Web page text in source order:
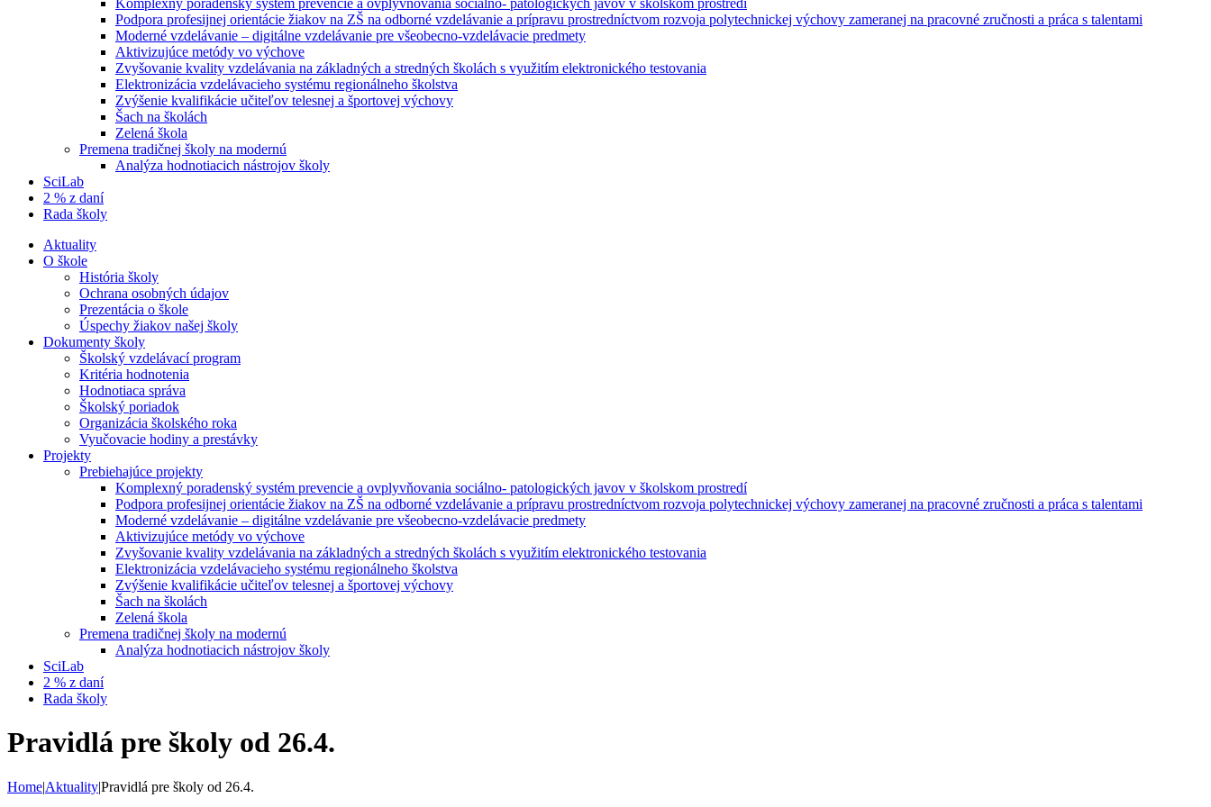
Komplexný poradenský systém prevencie a ovplyvňovania sociálno- patologických javov v školskom prostredí
Podpora profesijnej orientácie žiakov na ZŠ na odborné vzdelávanie a prípravu prostredníctvom rozvoja polytechnickej výchovy zameranej na pracovné zručnosti a práca s talentami
Moderné vzdelávanie – digitálne vzdelávanie pre všeobecno-vzdelávacie predmety
Aktivizujúce metódy vo výchove
Zvyšovanie kvality vzdelávania na základných a stredných školách s využitím elektronického testovania
Elektronizácia vzdelávacieho systému regionálneho školstva
Zvýšenie kvalifikácie učiteľov telesnej a športovej výchovy
Šach na školách
Zelená škola
Premena tradičnej školy na modernú
Analýza hodnotiacich nástrojov školy
SciLab
2 % z daní
Rada školy
Aktuality
O škole
História školy
Ochrana osobných údajov
Prezentácia o škole
Úspechy žiakov našej školy
Dokumenty školy
Školský vzdelávací program
Kritéria hodnotenia
Hodnotiaca správa
Školský poriadok
Organizácia školského roka
Vyučovacie hodiny a prestávky
Projekty
Prebiehajúce projekty
Komplexný poradenský systém prevencie a ovplyvňovania sociálno- patologických javov v školskom prostredí
Podpora profesijnej orientácie žiakov na ZŠ na odborné vzdelávanie a prípravu prostredníctvom rozvoja polytechnickej výchovy zameranej na pracovné zručnosti a práca s talentami
Moderné vzdelávanie – digitálne vzdelávanie pre všeobecno-vzdelávacie predmety
Aktivizujúce metódy vo výchove
Zvyšovanie kvality vzdelávania na základných a stredných školách s využitím elektronického testovania
Elektronizácia vzdelávacieho systému regionálneho školstva
Zvýšenie kvalifikácie učiteľov telesnej a športovej výchovy
Šach na školách
Zelená škola
Premena tradičnej školy na modernú
Analýza hodnotiacich nástrojov školy
SciLab
2 % z daní
Rada školy
Pravidlá pre školy od 26.4.
Home|Aktuality|Pravidlá pre školy od 26.4.